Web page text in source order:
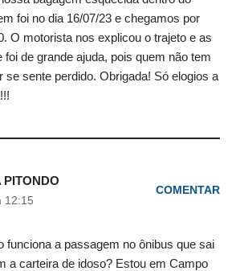
foi no dia 16/07/23 e chegamos por
O motorista nos explicou o trajeto e as
foi de grande ajuda, pois quem não tem
se sente perdido. Obrigada! Só elogios a
PITONDO
12:15
COMENTAR
funciona a passagem no ônibus que sai
a carteira de idoso? Estou em Campo